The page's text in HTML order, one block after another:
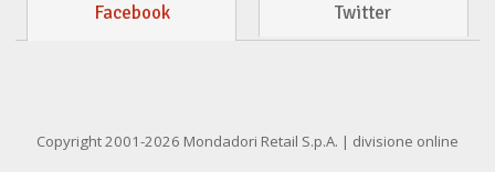
Facebook Twitter
Copyright 2001-2026 Mondadori Retail S.p.A. | divisione online